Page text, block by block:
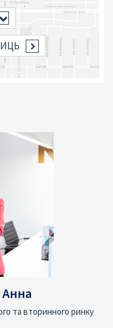
та вторинного ринку